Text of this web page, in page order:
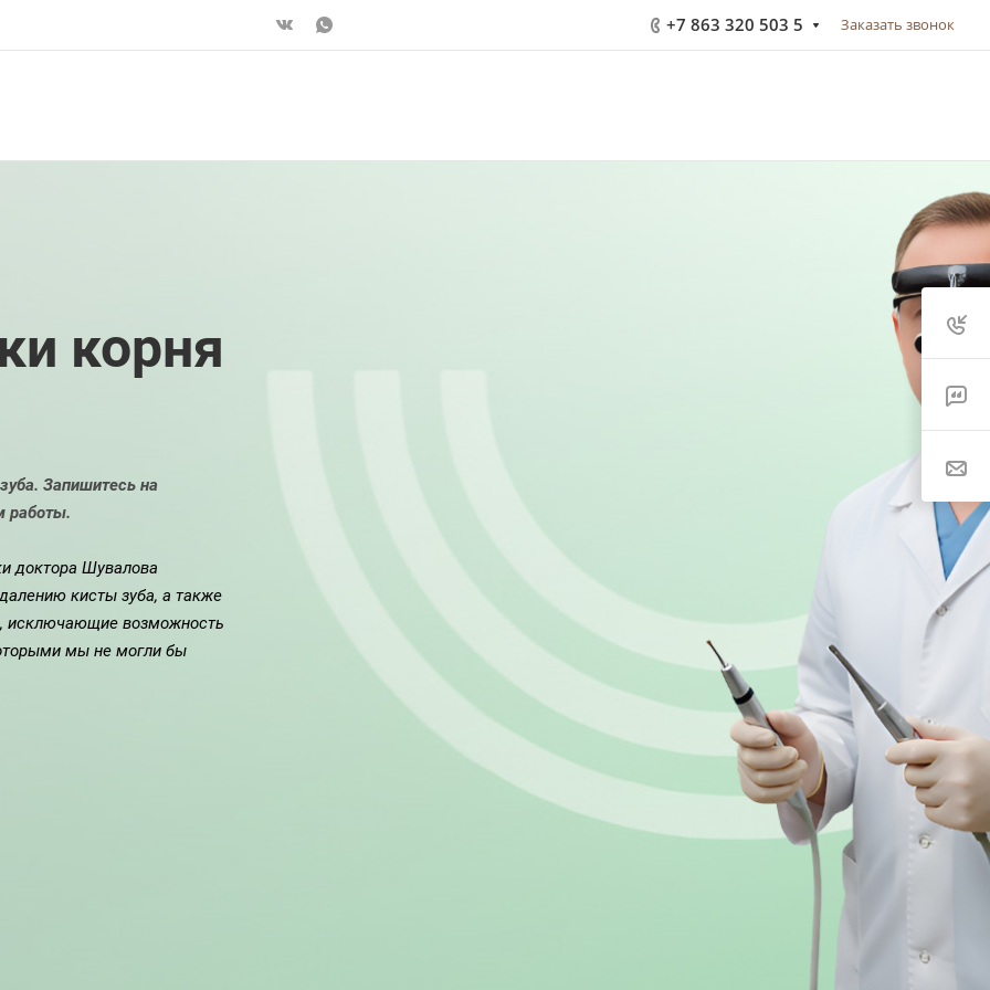
+7 863 320 503 5 Заказать звонок
корня
Запишитесь на
работы.
доктора Шувалова
кисты зуба, а также
исключающие возможность
мы не могли бы